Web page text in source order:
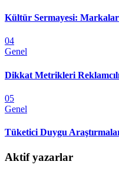
Kültür Sermayesi: Markalar
04
Genel
Dikkat Metrikleri
05
Genel
Tüketici Duygu
Aktif yazarlar